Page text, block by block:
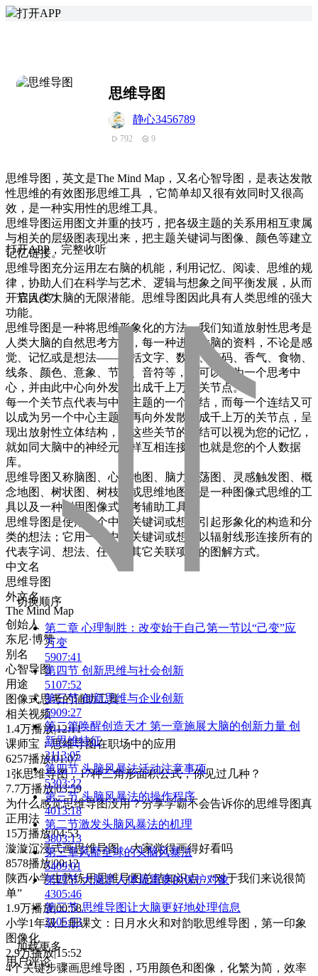
打开APP
思维导图
静心3456789
792 9
思维导图，英文是The Mind Map，又名心智导图，是表达发散
性思维的有效图形思维工具 ，它简单却又很有效同时又很高
效，是一种实用性的思维工具。
思维导图运用图文并重的技巧，把各级主题的关系用相互隶属
与相关的层级图表现出来，把主题关键词与图像、颜色等建立
记忆链接。
思维导图充分运用左右脑的机能，利用记忆、阅读、思维的规
律，协助人们在科学与艺术、逻辑与想象之间平衡发展，从而
开启人类大脑的无限潜能。思维导图因此具有人类思维的强大
功能。
思维导图是一种将思维形象化的方法。我们知道放射性思考是
人类大脑的自然思考方式，每一种进入大脑的资料，不论是感
觉、记忆或是想法——包括文字、数字、符码、香气、食物、
线条、颜色、意象、节奏、音符等，都可以成为一个思考中
心，并由此中心向外发散出成千上万的关节点。
每一个关节点代表与中心主题的一个连结，而每一个连结又可
以成为另一个中心主题，再向外发散出成千上万的关节点，呈
现出放射性立体结构，而这些关节的连结可以视为您的记忆，
就如同大脑中的神经元一样互相连接，也就是您的个人数据
库。
思维导图又称脑图、心智地图、脑力激荡图、灵感触发图、概
念地图、树状图、树枝图或思维地图，是一种图像式思维的工
具以及一种利用图像式思考辅助工具。
思维导图是使用一个中央关键词或想法引起形象化的构造和分
类的想法；它用一个中央关键词或想法以辐射线形连接所有的
代表字词、想法、任务或其它关联项目的图解方式。
中文名
思维导图
外文名
The Mind Map
创始人
东尼·博赞
别名
心智导图
用途
图像式思考的辅助工具
相关视频
1.4万播放|12:11
课师宝：思维导图在职场中的应用
6257播放|01:07
1张思维导图，17种三角形面积公式，你见过几种？
7.7万播放|03:59
为什么感觉思维导图没用？分享学霸不会告诉你的思维导图真
正用法
15万播放|04:53
漩漩沉浸式画思维导图，大家觉得画得好看吗
8578播放|00:12
陕西小学生熟练用思维导图总结知识点，“对于我们来说很简
单”
1.9万播放|00:58
小学1年级上册课文：日月水火和对韵歌思维导图，第一印象
图像化
2.9万播放|15:52
4个关键步骤画思维导图，巧用颜色和图像，化繁为简，效率
打开APP，完整收听
节目(17)
切换顺序
第二章 心理制胜：改变始于自己第一节以“己变”应
万变
5907:41
第四节 创新思维与社会创新
5107:52
第三节 创新思维与企业创新
5909:27
第二篇唤醒创造天才 第一章施展大脑的创新力量 创
新思维特征
2113:05
第四节 头脑风暴法活动注意事项
5303:22
第三节 头脑风暴法的操作程序
4013:18
第二节激发头脑风暴法的机理
3803:13
第三章风靡全球的头脑风暴法
5409:01
第四节 大脑是人体最重要的保护对象
4305:46
第三节 思维导图让大脑更好地处理信息
3105:53
加载更多
用户评论